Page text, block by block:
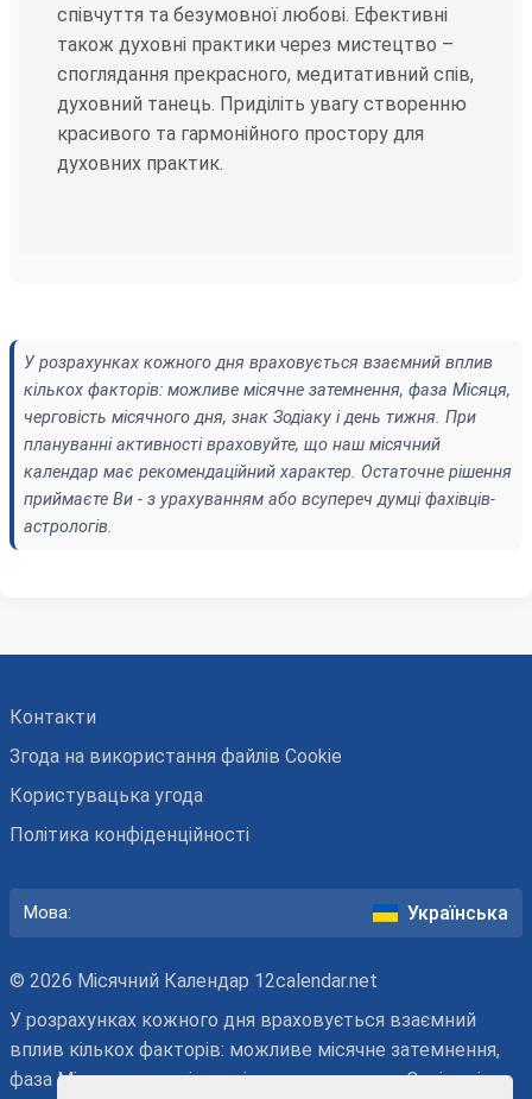
співчуття та безумовної любові. Ефективні
також духовні практики через мистецтво –
споглядання прекрасного, медитативний спів,
духовний танець. Приділіть увагу створенню
красивого та гармонійного простору для
духовних практик.
У розрахунках кожного дня враховується взаємний вплив
кількох факторів: можливе місячне затемнення, фаза Місяця,
черговість місячного дня, знак Зодіаку і день тижня. При
плануванні активності враховуйте, що наш місячний
календар має рекомендаційний характер. Остаточне рішення
приймаєте Ви - з урахуванням або всупереч думці фахівців-
астрологів.
Контакти
Згода на використання файлів Cookie
Користувацька угода
Політика конфіденційності
Мова: Українська
© 2026 Місячний Календар 12calendar.net
У розрахунках кожного дня враховується взаємний
вплив кількох факторів: можливе місячне затемнення,
фаза Місяця, черговість місячного дня, знак Зодіаку і